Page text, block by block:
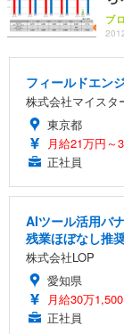
ブ
フィールドエン
株式会社マイスタ
東京都
月給21万円～
正社員
AIツール活用バ
残業ほぼなし推
株式会社LOP
愛知県
月給30万
正社員